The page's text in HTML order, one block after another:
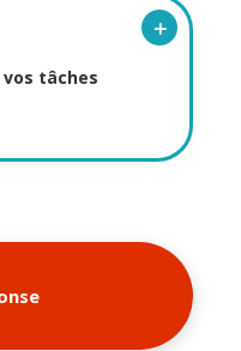
+
tâches